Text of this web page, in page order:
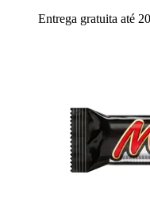
Entrega gratuita até